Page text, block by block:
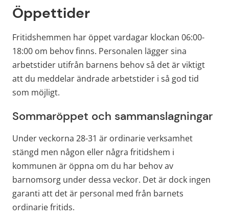
Öppettider
Fritidshemmen har öppet vardagar klockan 06:00-
18:00 om behov finns. Personalen lägger sina
arbetstider utifrån barnens behov så det är viktigt
att du meddelar ändrade arbetstider i så god tid
som möjligt.
Sommaröppet och sammanslagningar
Under veckorna 28-31 är ordinarie verksamhet
stängd men någon eller några fritidshem i
kommunen är öppna om du har behov av
barnomsorg under dessa veckor. Det är dock ingen
garanti att det är personal med från barnets
ordinarie fritids.